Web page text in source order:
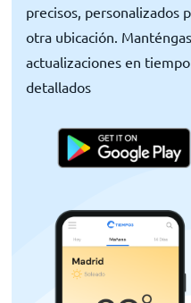
precisos, personalizados
otra ubicación.
actualizaciones en
detallados